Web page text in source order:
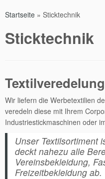
Inhalt
Startseite » Sticktechnik
Sticktechnik
Wir liefern die Werbetextilien
veredeln diese mit Ihrem
Industriestickmaschinen oder
Unser Textilsortiment
deckt nahezu alle
Vereinsbekleidung,
Freizeitbekleidung ab.